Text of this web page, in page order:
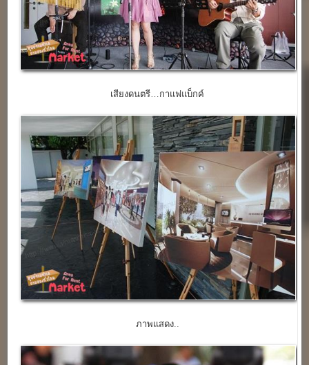
เสียงดนตรี…กาแฟแบ็กค์
ภาพแสดง..